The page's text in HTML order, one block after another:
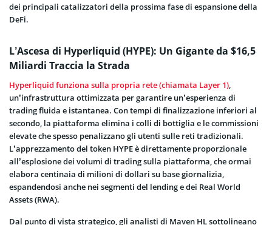
dei principali catalizzatori della prossima fase di espansione della
DeFi.
L’Ascesa di Hyperliquid (HYPE): Un Gigante da $16,5
Miliardi Traccia la Strada
Hyperliquid funziona sulla propria rete (chiamata Layer 1),
un’infrastruttura ottimizzata per garantire un’esperienza di
trading fluida e istantanea. Con tempi di finalizzazione inferiori al
secondo, la piattaforma elimina i colli di bottiglia e le commissioni
elevate che spesso penalizzano gli utenti sulle reti tradizionali.
L’apprezzamento del token HYPE è direttamente proporzionale
all’esplosione dei volumi di trading sulla piattaforma, che ormai
elabora centinaia di milioni di dollari su base giornalizia,
espandendosi anche nei segmenti del lending e dei Real World
Assets (RWA).
Dal punto di vista strategico, gli analisti di Maven HL sottolineano